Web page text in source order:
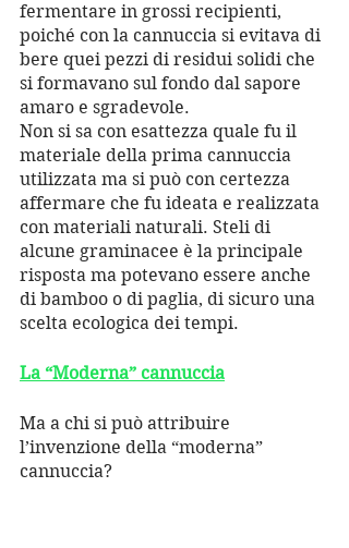
fermentare in grossi recipienti,
poiché con la cannuccia si evitava di
bere quei pezzi di residui solidi che
si formavano sul fondo dal sapore
amaro e sgradevole.
Non si sa con esattezza quale fu il
materiale della prima cannuccia
utilizzata ma si può con certezza
affermare che fu ideata e realizzata
con materiali naturali. Steli di
alcune graminacee è la principale
risposta ma potevano essere anche
di bamboo o di paglia, di sicuro una
scelta ecologica dei tempi.
La “Moderna” cannuccia
Ma a chi si può attribuire
l’invenzione della “moderna”
cannuccia?